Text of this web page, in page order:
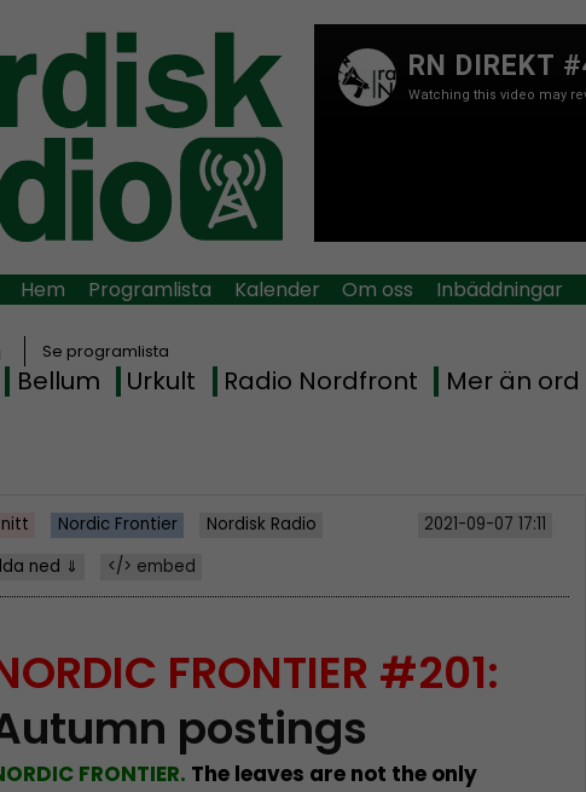
Hem Programlista Kalender Om oss Inbäddningar
Se programlista
Bellum Urkult Radio Nordfront Mer än ord
Nordic Frontier Nordisk Radio
2021-09-07 17:11
ned ⇓
</> embed
FRONTIER #201:
postings
FRONTIER. The leaves are not the only